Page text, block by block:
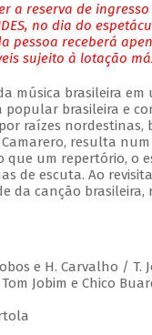
a reserva de
no dia do
pessoa receberá
sujeito à lotação
música brasileira
brasileira e
raízes
resulta
que um repertório, o
de escuta. Ao
da canção
e H. Carvalho / T.
Jobim e Chico